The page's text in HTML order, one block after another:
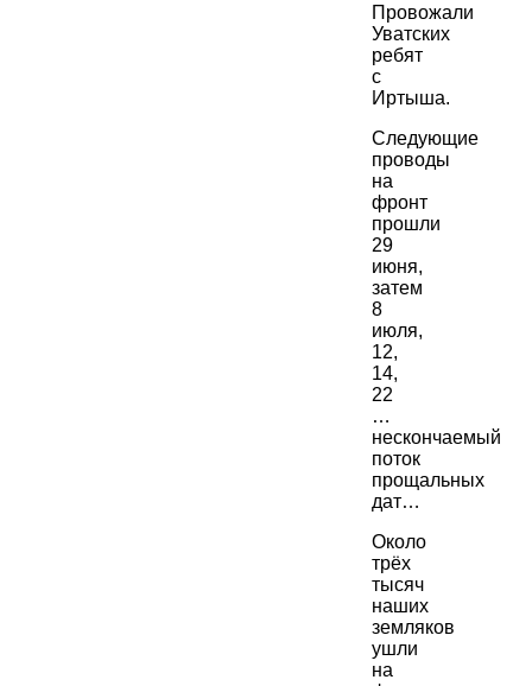
Провожали
Уватских
ребят
с
Иртыша.
Следующие
проводы
на
фронт
прошли
29
июня,
затем
8
июля,
12,
14,
22
…
нескончаемый
поток
прощальных
дат…
Около
трёх
тысяч
наших
земляков
ушли
на